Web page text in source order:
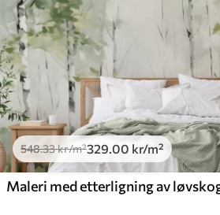
548.33kr/m²329.00 kr/m²
Maleri med etterligning av